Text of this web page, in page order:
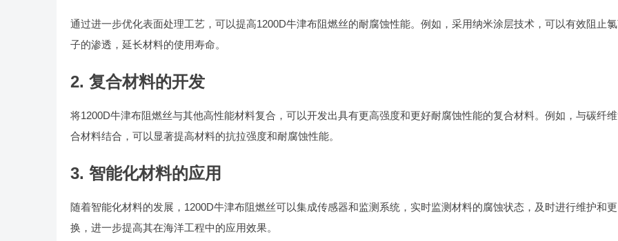
通过进一步优化表面处理工艺，可以提高1200D牛津布阻燃丝的耐腐蚀性能。例如，采用纳米涂层技术，可以有效阻止
子的渗透，延长材料的使用寿命。
2. 复合材料的开发
将1200D牛津布阻燃丝与其他高性能材料复合，可以开发出具有更高强度和更好耐腐蚀性能的复合材料。例如，与碳纤
合材料结合，可以显著提高材料的抗拉强度和耐腐蚀性能。
3. 智能化材料的应用
随着智能化材料的发展，1200D牛津布阻燃丝可以集成传感器和监测系统，实时监测材料的腐蚀状态，及时进行维护和更
换，进一步提高其在海洋工程中的应用效果。